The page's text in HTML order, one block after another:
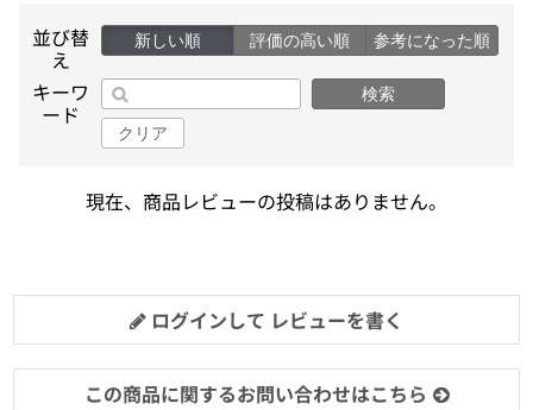
並び替
え
新しい順 評価の高い順 参考になった順
キーワ
ード
検索
クリア
現在、商品レビューの投稿はありません。
ログインして レビューを書く
この商品に関するお問い合わせはこちら